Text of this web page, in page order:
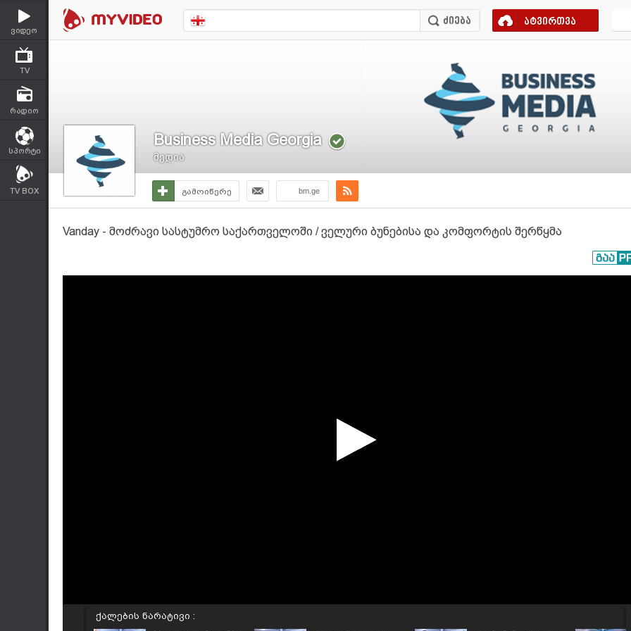
ვიდეო
TV
რადიო
სპორტი
TV BOX
ატვირთვა
Business Media Georgia
მედია
გამოიწერე bm.ge
Vanday - მოძრავი სასტუმრო საქართველოში / ველური ბუნებისა და კომფორტის შერწყმა
ქალების ნარატივი :